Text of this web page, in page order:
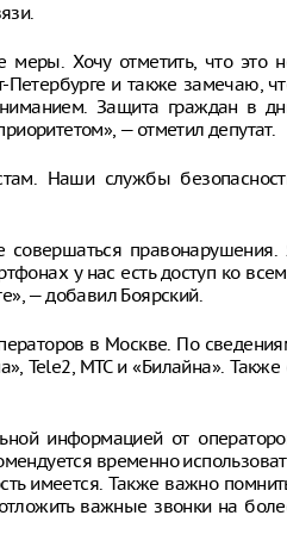
меры. Хочу отметить, что это
Петербурге и также замечаю,
Защита граждан в
— отметил депутат.
Наши службы
совершаться правонарушения.
у нас есть доступ ко
— добавил Боярский.
в Москве. По
Tele2, МТС и «Билайна». Также
информацией от
временно
имеется. Также важно
важные звонки на